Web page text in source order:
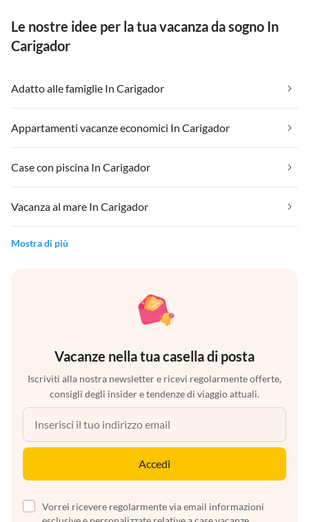
Le nostre idee per la tua vacanza da sogno In
Carigador
Adatto alle famiglie In Carigador
Appartamenti vacanze economici In Carigador
Case con piscina In Carigador
Vacanza al mare In Carigador
Mostra di più
Vacanze nella tua casella di posta
Iscriviti alla nostra newsletter e ricevi regolarmente offerte,
consigli degli insider e tendenze di viaggio attuali.
Accedi
Vorrei ricevere regolarmente via email informazioni